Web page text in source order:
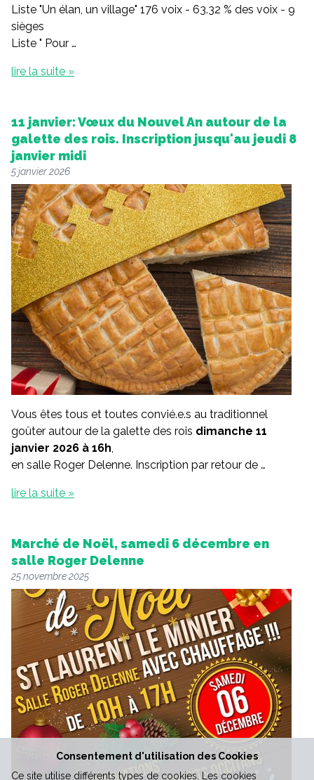
Liste "Un élan, un village" 176 voix - 63.32 % des voix - 9
sièges
Liste " Pour …
lire la suite »
11 janvier: Vœux du Nouvel An autour de la
galette des rois. Inscription jusqu'au jeudi 8
janvier midi
5 janvier 2026
Vous êtes tous et toutes convié.e.s au traditionnel
goûter autour de la galette des rois dimanche 11
janvier 2026 à 16h,
en salle Roger Delenne. Inscription par retour de …
lire la suite »
Marché de Noël, samedi 6 décembre en
salle Roger Delenne
25 novembre 2025
Consentement d'utilisation des Cookies
Ce site utilise différents types de cookies. Les cookies